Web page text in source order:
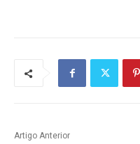
Artigo Anterior